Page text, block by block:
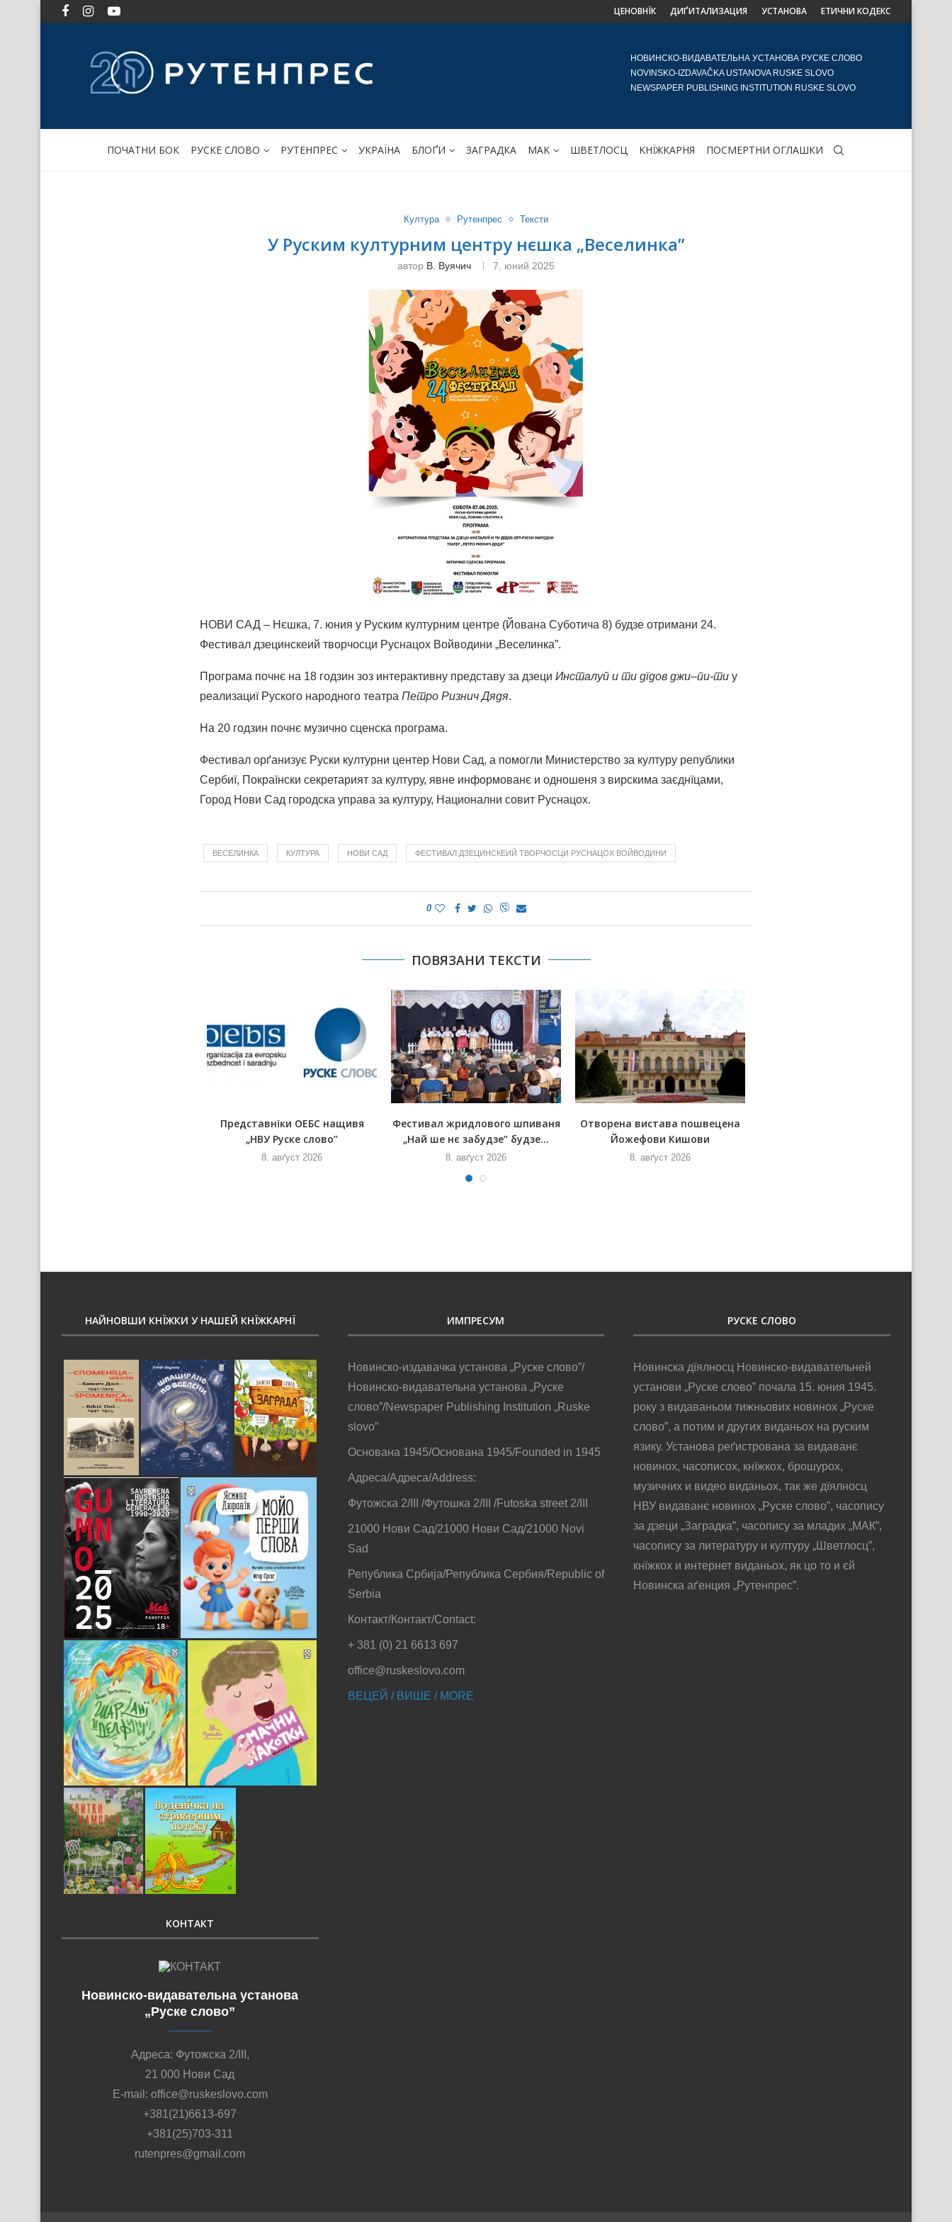
ЦЕНОВНЇК ДИҐИТАЛИЗАЦИЯ УСТАНОВА ЕТИЧНИ КОДЕКС
НОВИНСКО-ВИДАВАТЕЛЬНА УСТАНОВА РУСКЕ СЛОВО
NOVINSKO-IZDAVAČKA USTANOVA RUSKE SLOVO
NEWSPAPER PUBLISHING INSTITUTION RUSKE SLOVO
ПОЧАТНИ БОК РУСКЕ СЛОВО РУТЕНПРЕС УКРАЇНА БЛОҐИ ЗАГРАДКА МАK ШВЕТЛОСЦ KНЇЖКАРНЯ ПОСМЕРТНИ ОГЛАШКИ
Култура Рутенпрес Тексти
У Руским културним центру нєшка „Веселинка”
автор В. Вуячич 7. юний 2025
НОВИ САД – Нєшка, 7. юния у Руским културним центре (Йована Суботича 8) будзе отримани 24.
Фестивал дзецинскеий творчосци Руснацох Войводини „Веселинка”.
Програма почнє на 18 годзин зоз интерактивну представу за дзеци Инсталуй и ти дїдов джи–пи-ти у
реализациї Руского народного театра Петро Ризнич Дядя.
На 20 годзин почнє музично сценска програма.
Фестивал орґанизує Руски културни центер Нови Сад, а помогли Министерство за културу републики
Сербиї, Покраїнски секретарият за културу, явне информованє и одношеня з вирскима заєднїцами,
Город Нови Сад городска управа за културу, Национални совит Руснацох.
ВЕСЕЛИНКА КУЛТУРА НОВИ САД ФЕСТИВАЛ ДЗЕЦИНСКЕИЙ ТВОРЧОСЦИ РУСНАЦОХ ВОЙВОДИНИ
0
ПОВЯЗАНИ ТЕКСТИ
Представнїки ОЕБС нащивя
„НВУ Руске слово”
8. авґуст 2026
Фестивал жридлового шпиваня
„Най ше нє забудзе” будзе...
8. авґуст 2026
Отворена вистава пошвецена
Йожефови Кишови
8. авґуст 2026
НАЙНОВШИ КНЇЖКИ У НАШЕЙ КНЇЖКАРНЇ
КОНТАКТ
Новинско-видавательна установа
„Руске слово”
Адреса: Футожска 2/III,
21 000 Нови Сад
E-mail: office@ruskeslovo.com
+381(21)6613-697
+381(25)703-311
rutenpres@gmail.com
ИМПРЕСУМ
Новинско-издавачка установа „Руске слово”/
Новинско-видавательна установа „Руске
слово”/Newspaper Publishing Institution „Ruske
slovo”
Основана 1945/Основана 1945/Founded in 1945
Адреса/Адреса/Address:
Футожска 2/III /Футошка 2/III /Futoska street 2/III
21000 Нови Сад/21000 Нови Сад/21000 Novi
Sad
Република Србија/Република Сербия/Republic of
Serbia
Контакт/Контакт/Contact:
+ 381 (0) 21 6613 697
office@ruskeslovo.com
ВЕЦЕЙ / ВИШЕ / MORE
РУСКЕ СЛОВО
Новинска дїялносц Новинско-видавательней
установи „Руске слово” почала 15. юния 1945.
року з видаваньом тижньових новинох „Руске
слово”, а потим и других виданьох на руским
язику. Установа реґистрована за видаванє
новинох, часописох, кнїжкох, брошурох,
музичних и видео виданьох, так же дїялносц
НВУ видаванє новинох „Руске слово”, часопису
за дзеци „Заградка”, часопису за младих „МАК”,
часопису за литературу и културу „Шветлосц”,
кнїжкох и интернет виданьох, як цо то и єй
Новинска аґенция „Рутенпрес”.